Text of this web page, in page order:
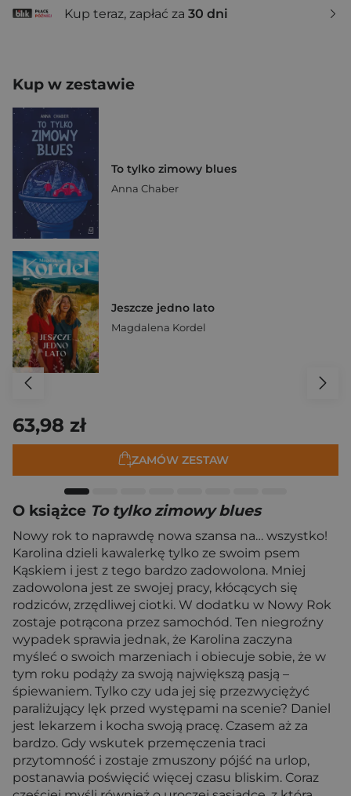
Kup teraz, zapłać za 30 dni
Kup w zestawie
To tylko zimowy blues
Anna Chaber
Jeszcze jedno lato
Magdalena Kordel
63,98 zł
ZAMÓW ZESTAW
O książce To tylko zimowy blues
Nowy rok to naprawdę nowa szansa na… wszystko!
Karolina dzieli kawalerkę tylko ze swoim psem
Kąskiem i jest z tego bardzo zadowolona. Mniej
zadowolona jest ze swojej pracy, kłócących się
rodziców, zrzędliwej ciotki. W dodatku w Nowy Rok
zostaje potrącona przez samochód. Ten niegroźny
wypadek sprawia jednak, że Karolina zaczyna
myśleć o swoich marzeniach i obiecuje sobie, że w
tym roku podąży za swoją największą pasją –
śpiewaniem. Tylko czy uda jej się przezwyciężyć
paraliżujący lęk przed występami na scenie? Daniel
jest lekarzem i kocha swoją pracę. Czasem aż za
bardzo. Gdy wskutek przemęczenia traci
przytomność i zostaje zmuszony pójść na urlop,
postanawia poświęcić więcej czasu bliskim. Coraz